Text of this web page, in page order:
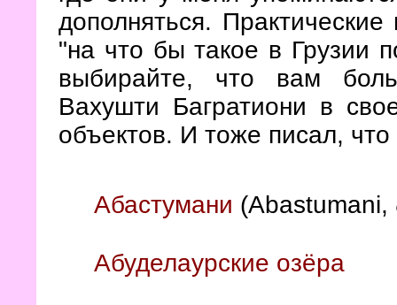
дополняться.
"на что бы такое в Грузии
выбирайте, что вам
Вахушти Багратиони в
объектов. И тоже писал, что
Абастумани (Abastumani,
Абуделаурские озёра